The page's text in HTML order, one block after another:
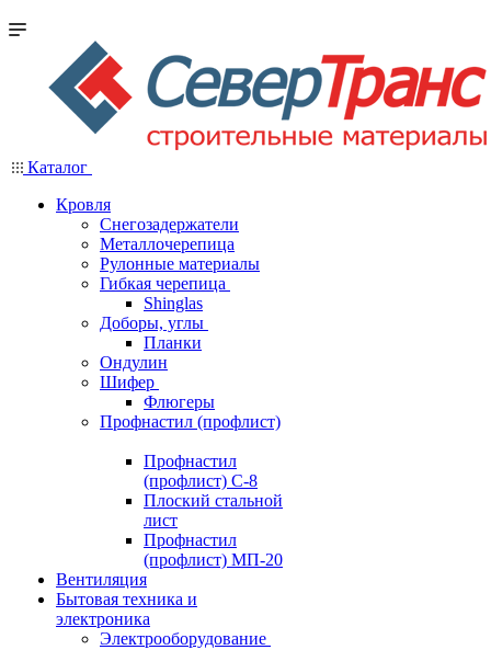
Каталог
Кровля
Снегозадержатели
Металлочерепица
Рулонные материалы
Гибкая черепица
Shinglas
Доборы, углы
Планки
Ондулин
Шифер
Флюгеры
Профнастил (профлист)
Профнастил
(профлист) С-8
Плоский стальной
лист
Профнастил
(профлист) МП-20
Вентиляция
Бытовая техника и
электроника
Электрооборудование